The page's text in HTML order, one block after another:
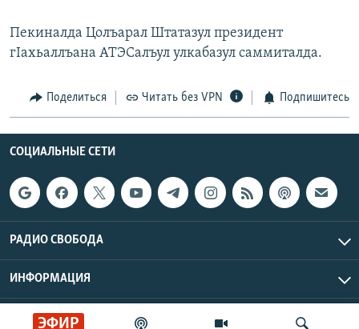
ЭФИР
Пекиналда Цолъарал Штатазул президент
гIахьаллъана АТЭСалъул улкабазул саммиталда.
Поделиться Читать без VPN Подпишитесь
СОЦИАЛЬНЫЕ СЕТИ
РАДИО СВОБОДА
ИНФОРМАЦИЯ
Радио Свобода © 2026 RFE/RL, Inc. | Все права защищены.